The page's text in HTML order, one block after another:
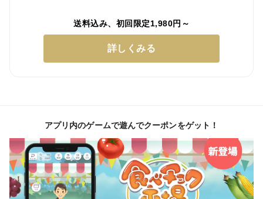
送料込み、初回限定1,980円～
詳しくみる
アプリ内のゲームで遊んでクーポンをゲット！